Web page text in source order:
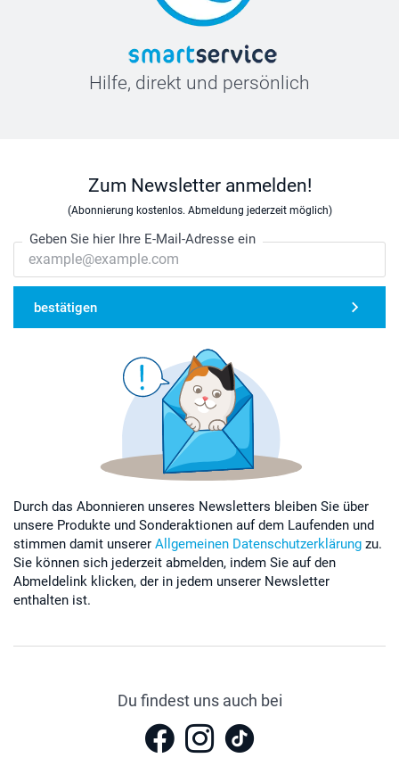
Hilfe, direkt und persönlich
Zum Newsletter anmelden!
(Abonnierung kostenlos. Abmeldung jederzeit möglich)
Geben Sie hier Ihre E-Mail-Adresse ein
bestätigen
Durch das Abonnieren unseres Newsletters bleiben Sie über
unsere Produkte und Sonderaktionen auf dem Laufenden und
stimmen damit unserer Allgemeinen Datenschutzerklärung zu.
Sie können sich jederzeit abmelden, indem Sie auf den
Abmeldelink klicken, der in jedem unserer Newsletter
enthalten ist.
Du findest uns auch bei